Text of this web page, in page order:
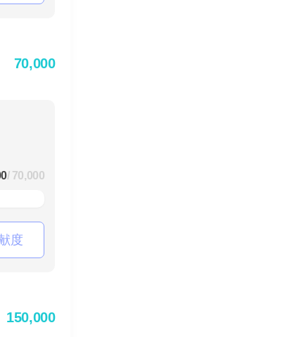
70,000
/ 70,000
度
150,000